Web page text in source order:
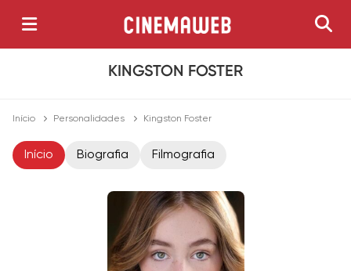
KINGSTON FOSTER
Início Personalidades Kingston Foster
Início Biografia Filmografia